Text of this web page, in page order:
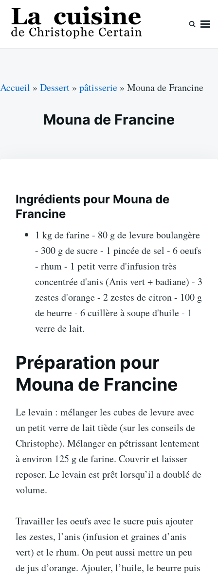
Skip
content
Search
for:
Accueil » Dessert » pâtisserie » Mouna de Francine
Mouna de Francine
Ingrédients pour Mouna de
Francine
1 kg de farine - 80 g de levure boulangère
- 300 g de sucre - 1 pincée de sel - 6 oeufs
- rhum - 1 petit verre d'infusion très
concentrée d'anis (Anis vert + badiane) - 3
zestes d'orange - 2 zestes de citron - 100 g
de beurre - 6 cuillère à soupe d'huile - 1
verre de lait.
Préparation pour
Mouna de Francine
Le levain : mélanger les cubes de levure avec
un petit verre de lait tiède (sur les conseils de
Christophe). Mélanger en pétrissant lentement
à environ 125 g de farine. Couvrir et laisser
reposer. Le levain est prêt lorsqu’il a doublé de
volume.
Travailler les oeufs avec le sucre puis ajouter
les zestes, l’anis (infusion et graines d’anis
vert) et le rhum. On peut aussi mettre un peu
de jus d’orange. Ajouter, l’huile, le beurre puis